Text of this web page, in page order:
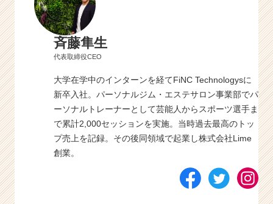
斉藤隼生
代表取締役CEO
大学在学中のインターンを経てFiNC Technologysに
新卒入社。パーソナルジム・エステサロン事業部でパ
ーソナルトレーナーとして芸能人からスポーツ選手ま
で累計2,000セッションを実施。当時過去最高のトッ
プ売上を記録。その後同領域で起業し株式会社Lime
創業。